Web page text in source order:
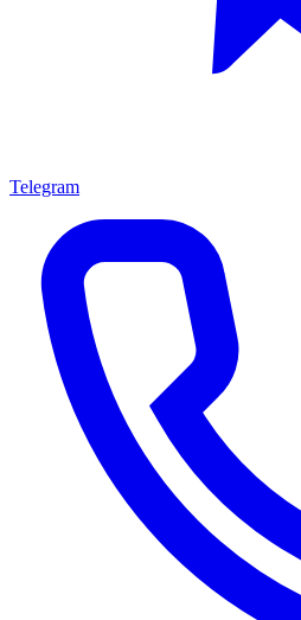
Telegram